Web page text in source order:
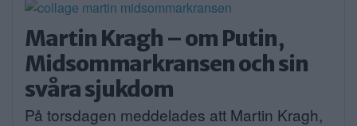
Martin Kragh – om Putin,
Midsommarkransen och sin
svåra sjukdom
På torsdagen meddelades att Martin Kragh,